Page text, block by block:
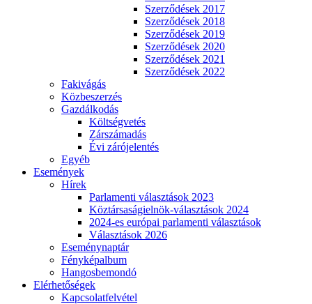
Szerződések 2017
Szerződések 2018
Szerződések 2019
Szerződések 2020
Szerződések 2021
Szerződések 2022
Fakivágás
Közbeszerzés
Gazdálkodás
Költségvetés
Zárszámadás
Évi zárójelentés
Egyéb
Események
Hírek
Parlamenti választások 2023
Köztársaságielnök-választások 2024
2024-es európai parlamenti választások
Választások 2026
Eseménynaptár
Fényképalbum
Hangosbemondó
Elérhetőségek
Kapcsolatfelvétel